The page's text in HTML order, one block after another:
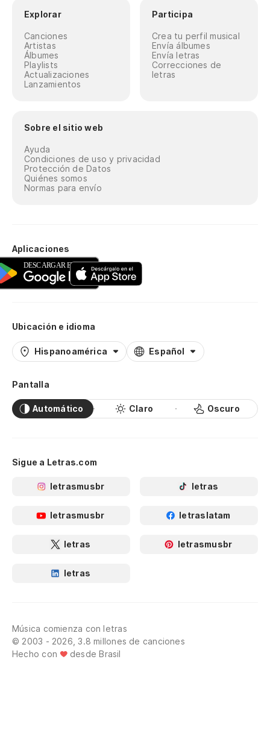
Explorar
Canciones
Artistas
Álbumes
Playlists
Actualizaciones
Lanzamientos
Participa
Crea tu perfil musical
Envía álbumes
Envía letras
Correcciones de
letras
Sobre el sitio web
Ayuda
Condiciones de uso y privacidad
Protección de Datos
Quiénes somos
Normas para envío
Aplicaciones
Ubicación e idioma
Hispanoamérica Español
Pantalla
Automático Claro Oscuro
Sigue a Letras.com
letrasmusbr letras
letrasmusbr letraslatam
letras letrasmusbr
letras
Música comienza con letras
© 2003 - 2026, 3.8 millones de canciones
Hecho con
desde Brasil